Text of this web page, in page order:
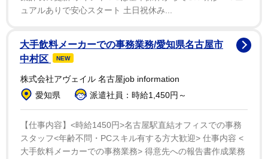
ュアルありで安心スタート 土日祝休み...
大手飲料メーカーでの事務業務/愛知県名古屋市
中村区
NEW
株式会社アヴェイル 名古屋job information
愛知県
派遣社員：時給1,450円～
【仕事内容】<時給1450円>名古屋駅直結オフィスでの事務
スタッフ<年齢不問・PCスキル有する方大歓迎> 仕事内容 <
大手飲料メーカーでの事務業務> 得意先への報告書作成業務